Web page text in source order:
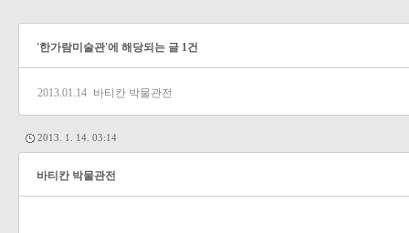
'한가람미술관'에 해당되는 글 1건
2013.01.14 바티칸 박물관전
2013. 1. 14. 03:14
바티칸 박물관전